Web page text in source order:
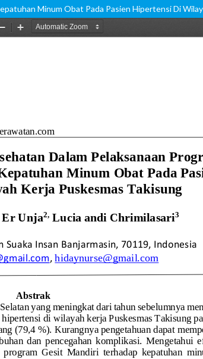
Minum Obat Pada Pasien Hipertensi Di